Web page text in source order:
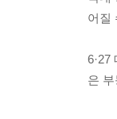
어질
6·27
은